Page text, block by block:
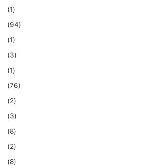
(1)
(94)
(1)
(3)
(1)
(76)
(2)
(3)
(8)
(2)
(8)